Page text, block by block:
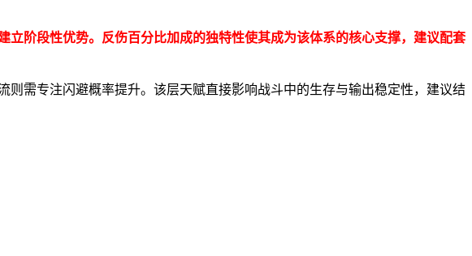
阶段性优势。反伤百分比加成的独特性使其成为该体系的核心支撑，建议配套
需专注闪避概率提升。该层天赋直接影响战斗中的生存与输出稳定性，建议结